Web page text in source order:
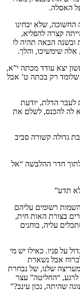
האסלה.
החשוכה, שלא יבחינו
קצרה להפליא,
ובשנה הבאה תהיה לו
שימשיכו, והלך.
יצא עודד מכתה י”א,
שלומד רק בכתה ט’ אבל
לעבר הדלת, יודעת
לה להכנס, לשלם את
גדולה קשורה סביב
לתוך חדר ההלבשה “אל
תדע”
רשומים עליהם
בצורת האות חית,
עליה, בוחנים
על פניו. כאילו יש מי
אבל נשארת
שלנו, של נבחרת
לרגע, “החליטה” עצר
שהיתה, נכון עינב?”